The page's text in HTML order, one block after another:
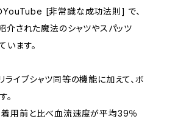
YouTube [非常識な成功法則] で、
介された魔法のシャツやスパッツ
います。
ライブシャツ同等の機能に加えて、ボ
。
用前と比べ血流速度が平均39％